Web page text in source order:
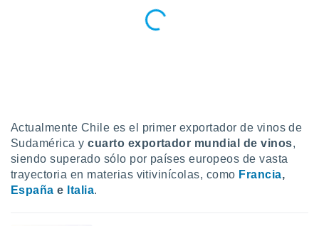
sitio
En
de que
sean
Actualmente Chile es el primer exportador de vinos de
Sudamérica ycuarto exportador mundial de vinos,
siendo superado sólo por países europeos de vasta
trayectoria en materias vitivinícolas, como Francia,
España e Italia.